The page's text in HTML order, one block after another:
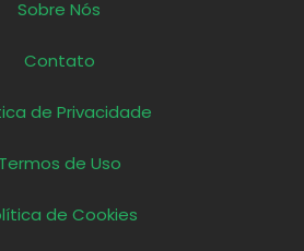
Sobre Nós
Contato
de Privacidade
Termos de Uso
de Cookies